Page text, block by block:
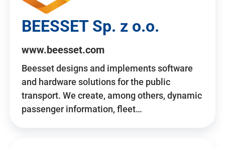
BEESSET Sp. z o.o.
www.beesset.com
Beesset designs and implements software
and hardware solutions for the public
transport. We create, among others, dynamic
passenger information, fleet…